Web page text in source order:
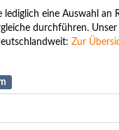
lediglich eine Auswahl an
durchführen. Unser
Zur